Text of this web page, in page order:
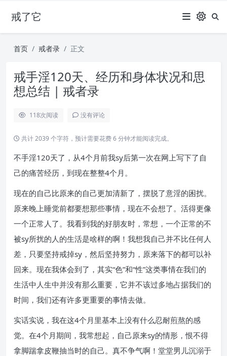
戒了它
首页 戒者录 正文
戒手淫120天、经历和身体状况和思
想总结 | 戒者录
118次阅读 没有评论
共计 2039 个字符，预计需要花费 6 分钟才能阅读完成。
不手淫120天了，从4个月前我sy后第一次在网上写下了自
己的痛苦经历，到现在整整4个月。
现在的自己比原来的自己更加清新了，摆脱了意淫的困扰。
原来晚上睡觉前都要想那些事情，现在不会想了。活得更像
一个正常人了。我看到我的好朋友时，常想，一个正常的不
被sy所扰的人的生活是啥样的啊！我想我自己并不比任何人
差，只要坚持戒掉sy，然后坚持努力，原来落下的都可以补
回来。现在我体会到了，其实“色”和“性”这类事情在我们的
生活中人生中并没有那么重要，它并不该过多地占据我们的
时间，我们还有许多更重要的事情去做。
实话实说，我在这4个月里基本上没有什么忍耐煎熬的感
觉。在4个月期间，我常想起，自己原来sy的情形，恨不得
拿脚踹拿皮鞭抽当时的自己。真不争气啊！堂堂男儿沉溺于